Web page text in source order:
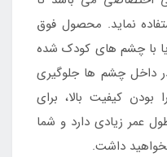
نماید. محصول فوق
با چشم های کودک شده
داخل چشم ها جلوگیری
کیفیت بالا، برای
عمر زیادی دارد و شما
داشت.